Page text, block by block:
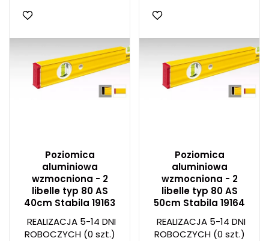
Poziomica
aluminiowa
wzmocniona - 2
libelle typ 80 AS
40cm Stabila 19163
REALIZACJA 5-14 DNI
ROBOCZYCH(0 szt.)
Poziomica
aluminiowa
wzmocniona - 2
libelle typ 80 AS
50cm Stabila 19164
REALIZACJA 5-14 DNI
ROBOCZYCH(0 szt.)